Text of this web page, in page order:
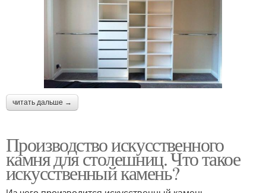
читать дальше →
Производство искусственного
камня для столешниц. Что такое
искусственный камень?